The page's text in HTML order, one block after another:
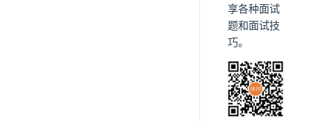
享各种面试
题和面试技
巧。